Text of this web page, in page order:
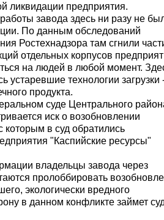
ликвидации предприятия.
завода здесь ни разу не
По данным обследований
Ростехнадзора там сгнили
отдельных корпусов
на людей в любой момент.
устаревшие технологии загрузки
продукта.
суде Центрального
иск о возобновлении
которым в суд обратились
"Каспийские ресурсы"
владельцы завода через
пролоббировать
экологически вредного
в данном конфликте займет